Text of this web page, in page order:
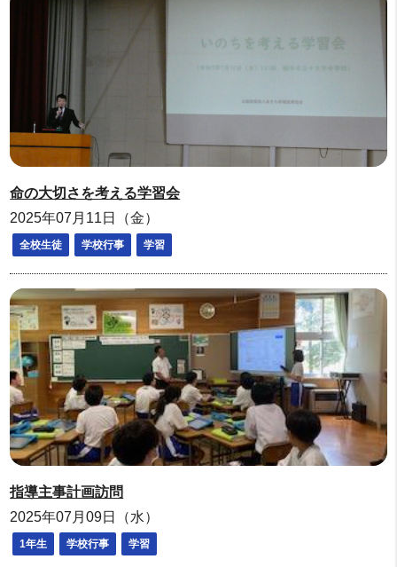
命の大切さを考える学習会
2025年07月11日（金）
全校生徒 学校行事 学習
指導主事計画訪問
2025年07月09日（水）
1年生 学校行事 学習